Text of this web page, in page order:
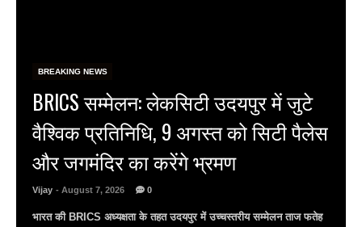
BREAKING NEWS
RSS प्रमुख मोहन भागवत का युवाओं पर
बड़ा भरोसा: बोले- जेन-जी सबसे ईमानदार
पीढ़ी, हमसे भी अधिक…
Vijay - August 7, 2026 0
संघ प्रमुख मोहन भागवत बोले- जेन-जी हमारी पीढ़ी से भी अधिक ईमानदार सवाल